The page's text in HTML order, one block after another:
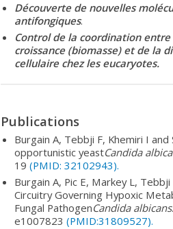
Découverte de nouvelles
antifongiques.
Control de la coordination entre
croissance (biomasse) et de la
cellulaire chez les eucaryotes.
Publications
Burgain A, Tebbji F, Khemiri I
opportunistic yeastCandida
19 (PMID: 32102943).
Burgain A, Pic E, Markey L,
Circuitry Governing Hypoxic
Fungal PathogenCandida albicans.
e1007823 (PMID:31809527).